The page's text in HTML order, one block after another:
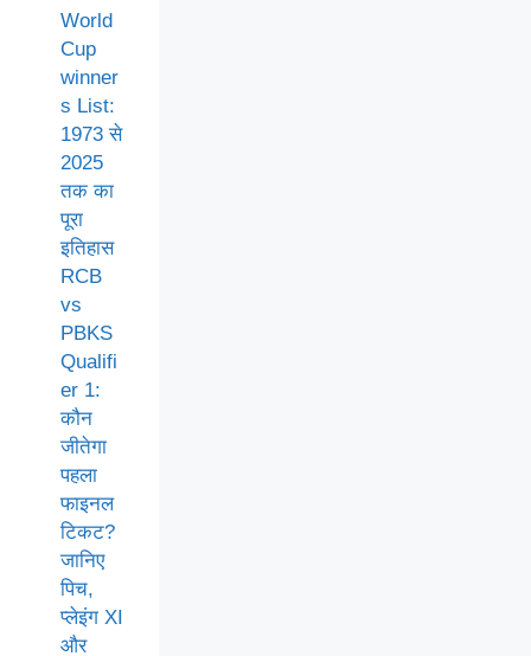
World
Cup
winner
s List:
1973 से
2025
तक का
पूरा
इतिहास
RCB
vs
PBKS
Qualifi
er 1:
कौन
जीतेगा
पहला
फाइनल
टिकट?
जानिए
पिच,
प्लेइंग XI
और